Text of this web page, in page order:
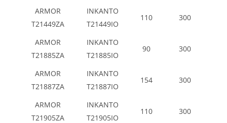
ARMOR
T21449ZA
INKANTO
T21449IO
110 300
ARMOR
T21885ZA
INKANTO
T21885IO
90 300
ARMOR
T21887ZA
INKANTO
T21887IO
154 300
ARMOR
T21905ZA
INKANTO
T21905IO
110 300